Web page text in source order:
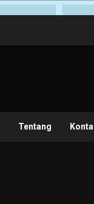
Tentang